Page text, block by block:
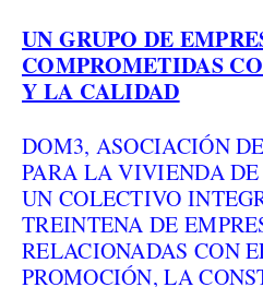
UN GRUPO DE
COMPROMETIDAS
Y LA CALIDAD
DOM3, ASOCIACIÓN
PARA LA VIVIENDA
UN COLECTIVO
TREINTENA DE
RELACIONADAS CON
PROMOCIÓN, LA